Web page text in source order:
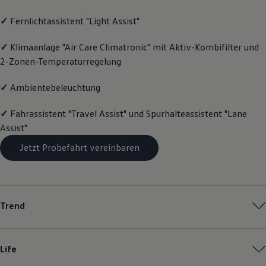
Lifestyle
Familie
Elektromobilität
Volkswagen R
Volkswagen Kundenbetreuung
✓ Fernlichtassistent "Light Assist"
✓ Klimaanlage "Air Care Climatronic" mit Aktiv-Kombifilter und
2-Zonen-Temperaturregelung
✓ Ambientebeleuchtung
✓ Fahrassistent "Travel Assist" und Spurhalteassistent "Lane
Assist"
Jetzt Probefahrt vereinbaren
Trend
Life